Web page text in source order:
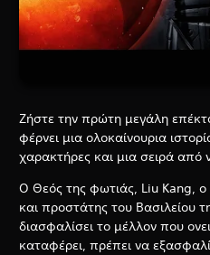
Ζήστε την πρώτη μεγάλη
φέρνει μια ολοκαίνουρια
χαρακτήρες και μια σειρά από
Ο Θεός της φωτιάς, Liu Kang,
και προστάτης του Βασιλείου
διασφαλίσει το μέλλον που
καταφέρει, πρέπει να